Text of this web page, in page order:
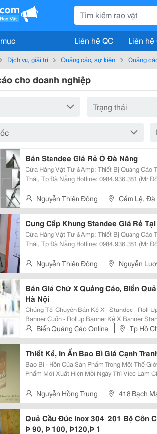
Liên hệ QC Liên hệ
Dịch vụ, giải trí Quảng cáo, sự kiện Quảng
cho doanh nghiệp
Bán Standee Giá Rẻ Ở Đà Nẵng
Cửa Hàng Vật Tư &Amp; Thiết Bị Quảng Cáo Thiên Đông Địa
Thái, Tp Đà Nẵng Hotline: 0984.936.381 (Mr Đông) Website:
Standee Các Loại. (Standee X Tiêu Chu
Nguyễn Thiên Đông Cẩm Lệ, Đà
Cung Cấp Khung Standee Giá Rẻ
Cửa Hàng Vật Tư &Amp; Thiết Bị Quảng Cáo Thiên Đông Địa
Thái, Tp Đà Nẵng Hotline: 0984.936.381 (Mr Đông) Website:
Https://Www.facebook.com/Standeedn?Fre
Nguyễn Thiên Đông Nguyễn
Bán Giá Chữ X Quảng Cáo, Biển
Hà Nội
Chúng Tôi Chuyên Bán Kệ X - Standee - Roll Up Banner Cuốn | Standee Land
Banner Cuốn - Rollup Banner Kệ X Banner Standy Standee Rollup Kệ X -
Standee - Roll Up Roll Up Banner, Banner Standee , Giá Cuốn Nhôm X Banner
Stand Roll
Biển Quảng Cáo Online Tp Hồ
Thiết Kế, In Ấn Bao Bì Giá Cạnh
Bao Bì - Hồn Của Sản Phẩm Trong Một Thế Giới, Nơi Mà Có Hàng Ngàn Sản
Phẩm Mới Xuất Hiện Mỗi Ngày Thì Việc Làm
Của Bạn Trở Nên Thu Hút Những Cái Nhìn
Nguyễn Hồng Trung 418 Bạch
Quả Cầu Đúc Inox 304_201 Bộ Côn
Þ 90, Þ 100, Þ120,Þ 1